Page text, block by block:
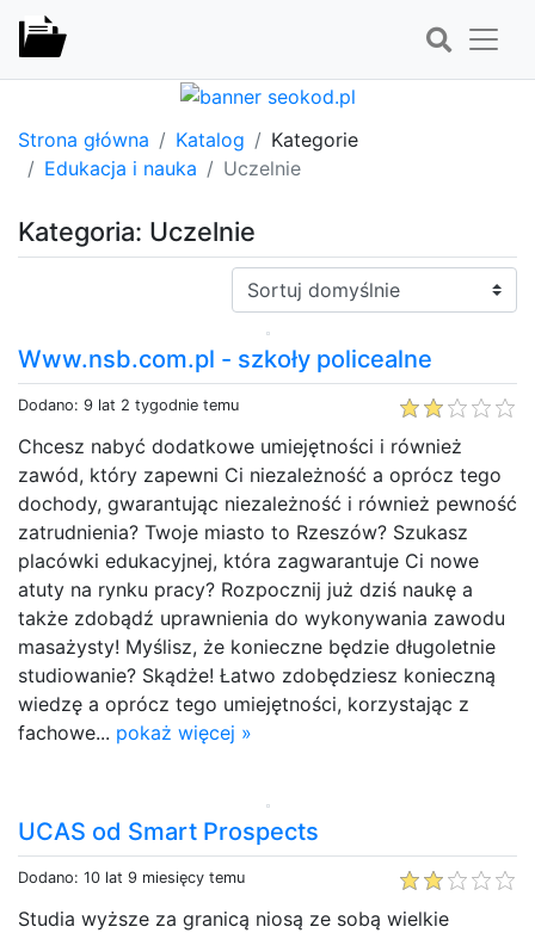
Strona główna Katalog
Kategorie
Edukacja i nauka
Uczelnie
Kategoria: Uczelnie
Sortuj:
Www.nsb.com.pl - szkoły policealne
Dodano: 9 lat 2 tygodnie temu
Chcesz nabyć dodatkowe umiejętności i również
zawód, który zapewni Ci niezależność a oprócz tego
dochody, gwarantując niezależność i również pewność
zatrudnienia? Twoje miasto to Rzeszów? Szukasz
placówki edukacyjnej, która zagwarantuje Ci nowe
atuty na rynku pracy? Rozpocznij już dziś naukę a
także zdobądź uprawnienia do wykonywania zawodu
masażysty! Myślisz, że konieczne będzie długoletnie
studiowanie? Skądże! Łatwo zdobędziesz konieczną
wiedzę a oprócz tego umiejętności, korzystając z
fachowe... pokaż więcej »
UCAS od Smart Prospects
Dodano: 10 lat 9 miesięcy temu
Studia wyższe za granicą niosą ze sobą wielkie